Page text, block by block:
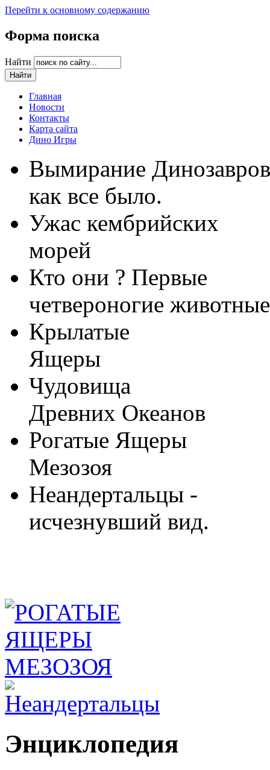
Перейти к основному содержанию
Форма поиска
Найти
Главная
Новости
Контакты
Карта сайта
Дино Игры
Вымирание Динозавров
как все было.
Ужас кембрийских
морей
Кто они ? Первые
четвероногие животные
Крылатые
Ящеры
Чудовища
Древних Океанов
Рогатые Ящеры
Мезозоя
Неандертальцы -
исчезнувший вид.
Энциклопедия